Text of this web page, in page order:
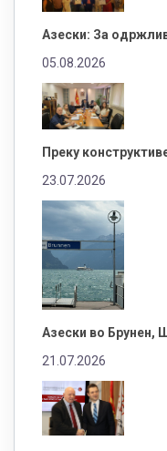
Азески: За
05.08.2026
Преку
23.07.2026
Азески во Брунен,
21.07.2026